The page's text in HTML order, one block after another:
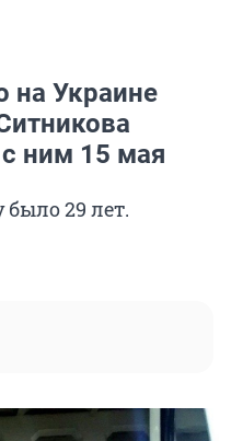
на Украине
с ним 15 мая
29 лет.